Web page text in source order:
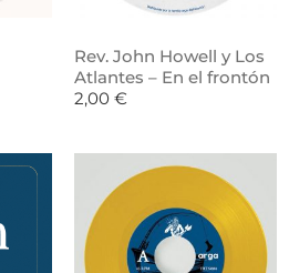
Rev. John Howell y Los
Atlantes – En el frontón
2,00 €